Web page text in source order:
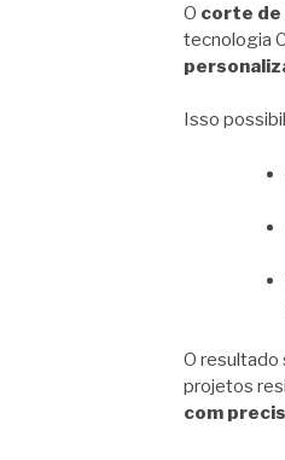
O corte de
tecnologia
Isso
O resultado
projetos
com